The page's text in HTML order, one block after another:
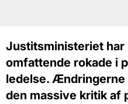
Justitsministeriet
omfattende rokade i
ledelse. Ændringerne
den massive kritik af